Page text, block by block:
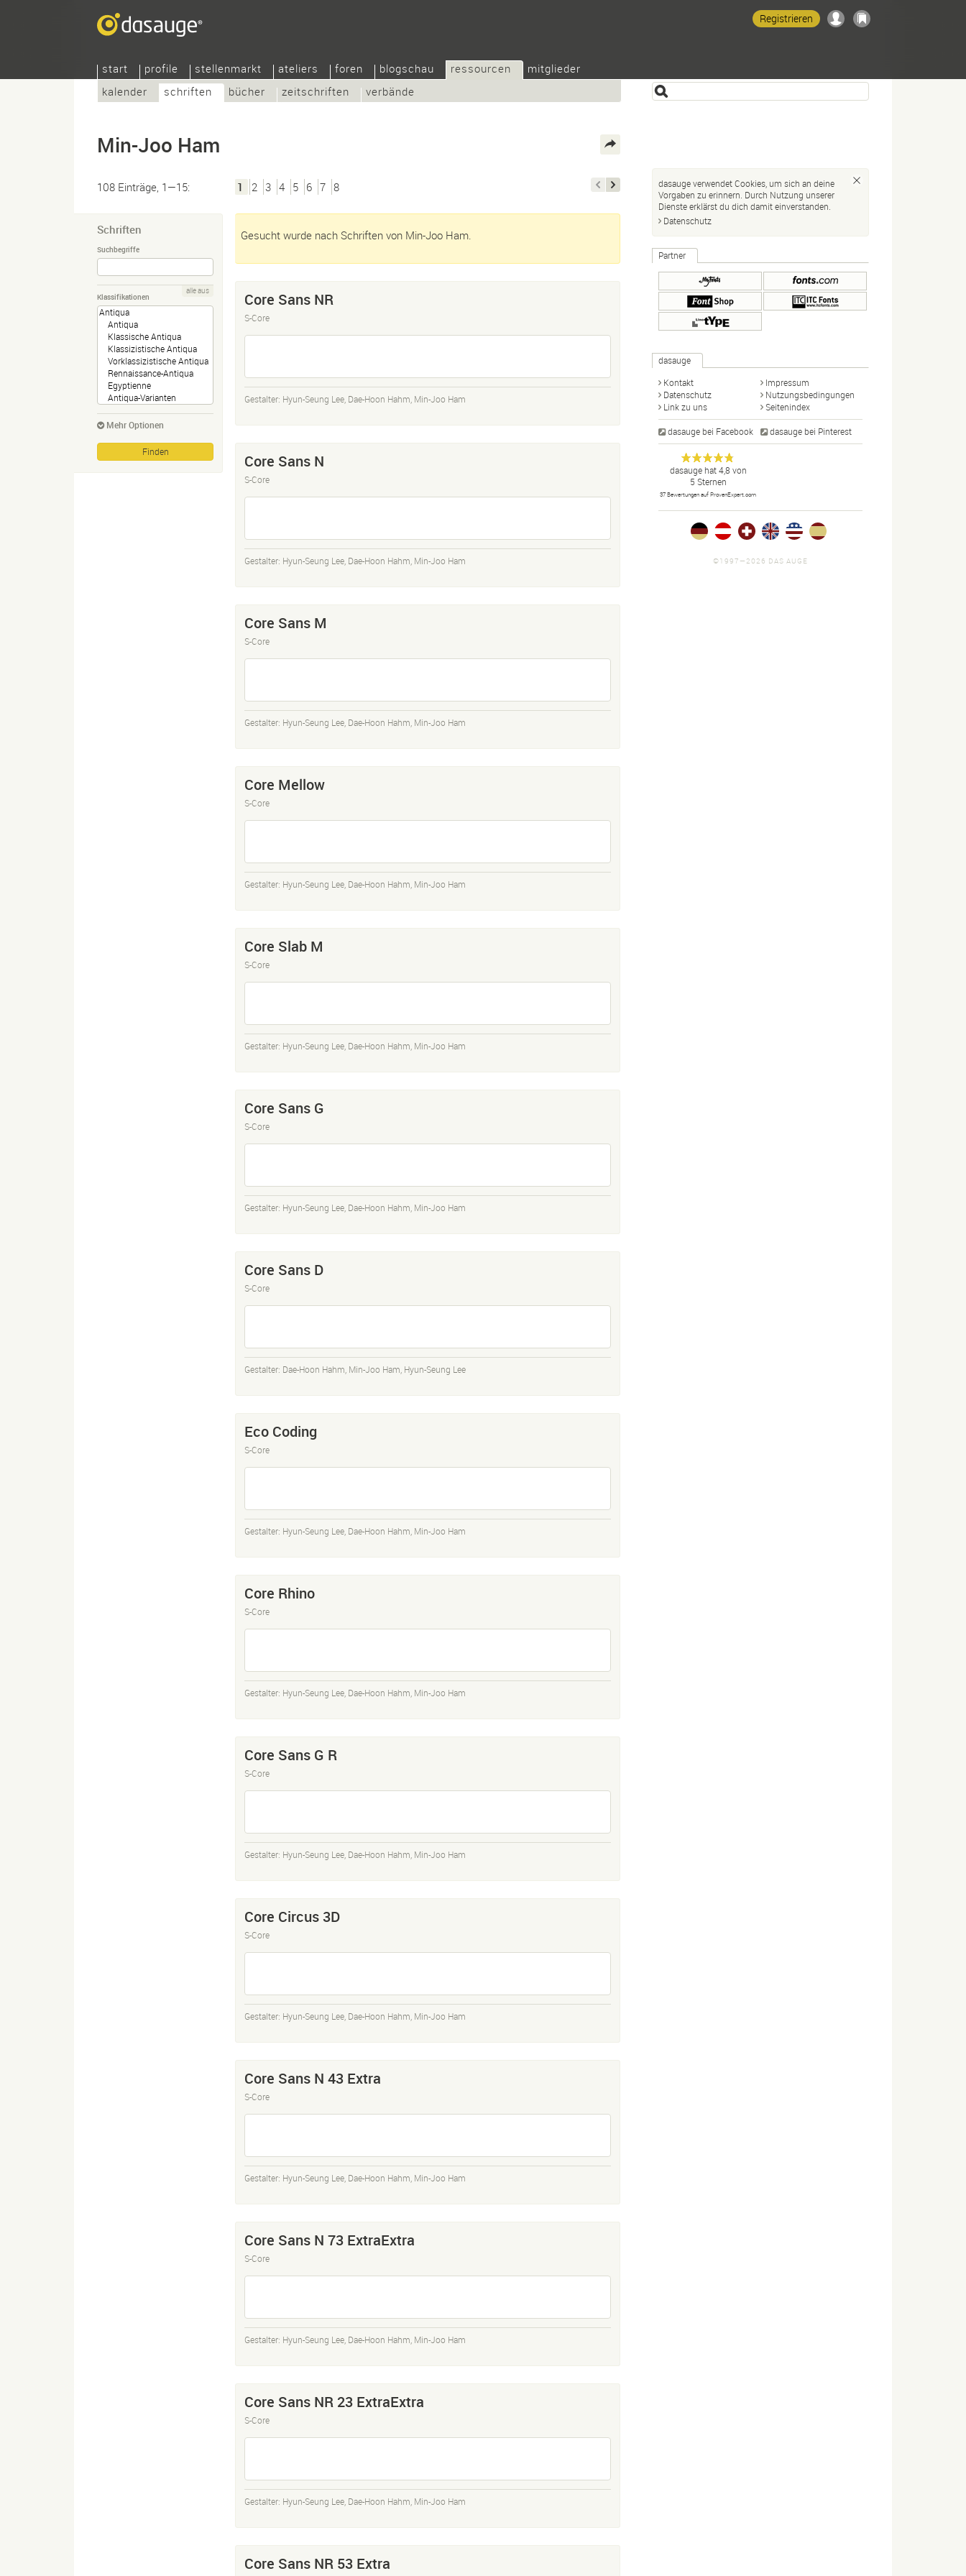
start profile stellenmarkt ateliers foren blogschau
ressourcen
kalender
schriften bücher zeitschriften verbände
mitglieder
Registrieren
Min-Joo Ham
108 Einträge, 1—15: 1 2 3 4 5 6 7 8
Schriften
Suchbegriffe
Klassifikationen
alle aus
Mehr Optionen
Gesucht wurde nach Schriften von Min-Joo Ham.
Core Sans NR
S-Core
Gestalter: Hyun-Seung Lee Dae-Hoon Hahm Min-Joo Ham
Core Sans N
S-Core
Gestalter: Hyun-Seung Lee Dae-Hoon Hahm Min-Joo Ham
Core Sans M
S-Core
Gestalter: Hyun-Seung Lee Dae-Hoon Hahm Min-Joo Ham
Core Mellow
S-Core
Gestalter: Hyun-Seung Lee Dae-Hoon Hahm Min-Joo Ham
Core Slab M
S-Core
Gestalter: Hyun-Seung Lee Dae-Hoon Hahm Min-Joo Ham
Core Sans G
S-Core
Gestalter: Hyun-Seung Lee Dae-Hoon Hahm Min-Joo Ham
Core Sans D
S-Core
Gestalter: Dae-Hoon Hahm Min-Joo Ham Hyun-Seung Lee
Eco Coding
S-Core
Gestalter: Hyun-Seung Lee Dae-Hoon Hahm Min-Joo Ham
Core Rhino
S-Core
Gestalter: Hyun-Seung Lee Dae-Hoon Hahm Min-Joo Ham
Core Sans G R
S-Core
Gestalter: Hyun-Seung Lee Dae-Hoon Hahm Min-Joo Ham
Core Circus 3D
S-Core
Gestalter: Hyun-Seung Lee Dae-Hoon Hahm Min-Joo Ham
Core Sans N 43 Extra
S-Core
Gestalter: Hyun-Seung Lee Dae-Hoon Hahm Min-Joo Ham
Core Sans N 73 ExtraExtra
S-Core
Gestalter: Hyun-Seung Lee Dae-Hoon Hahm Min-Joo Ham
Core Sans NR 23 ExtraExtra
S-Core
Gestalter: Hyun-Seung Lee Dae-Hoon Hahm Min-Joo Ham
Core Sans NR 53 Extra
dasauge verwendet Cookies, um sich an deine
Vorgaben zu erinnern. Durch Nutzung unserer
Dienste erklärst du dich damit einverstanden.
Datenschutz
Partner
dasauge
Kontakt
Impressum
Datenschutz
Nutzungsbedingungen
Link zu uns
Seitenindex
dasauge bei Facebook dasauge bei Pinterest
dasauge
Designer,
Fotografen,
Agenturen,
Portfolios
und Jobs.
Anonym
dasaugehat4,8 von
5 Sternen
37 Bewertungen auf ProvenExpert.com
©1997—2026 DAS AUGE